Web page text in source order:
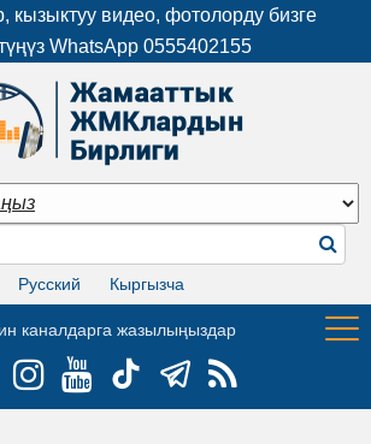
видео, фотолорду бизге
WhatsApp 0555402155
Русский Кыргызча
каналдарга жазылыңыздар